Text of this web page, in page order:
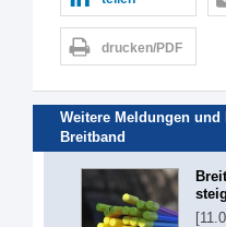
drucken/PDF
Weitere Meldungen
Breitband